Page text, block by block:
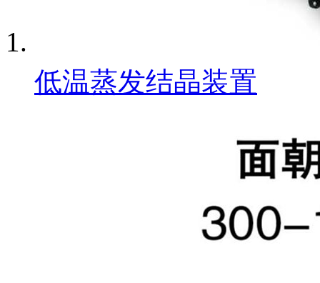
低温蒸发结晶装置